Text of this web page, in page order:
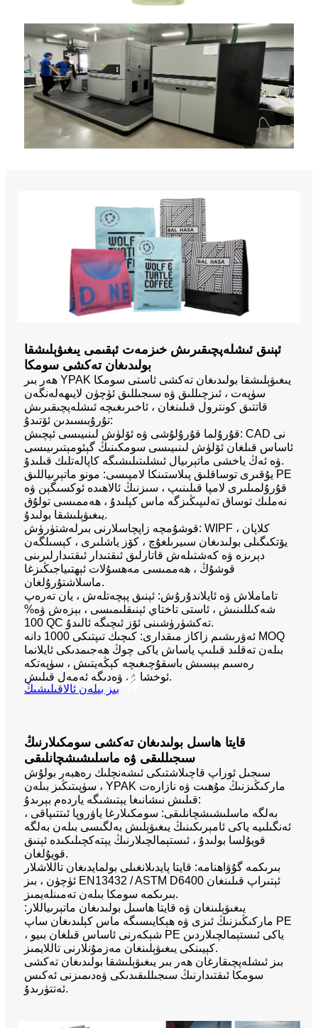
ئېنىق ئىشلەپچىقىرىش خىزمەت ئېقىمى يىغىۋېلىشقا
بولىدىغان تەكشى سومكا
ھەر بىر YPAK يىغىۋېلىشقا بولىدىغان تەكشى ئاستى سومكا
سۈپەت ، ئىزچىللىق ۋە سىجىللىق ئۈچۈن لايىھەلەنگەن
قاتتىق كونترول قىلىنغان ، ئاخىرىغىچە ئىشلەپچىقىرىش
تۇرۇبىسىدىن ئۆتىدۇ:
قۇرۇلما قۇرۇلۇشى ۋە ئۆلۈش لىنىيىسى ئېچىش: CAD نى
ئاساس قىلغان ئۆلۈش لىنىيىسى سومكىنىڭ گېئومېتىرىيىسى
ۋە ئەڭ ياخشى ماتېرىيال ئىشلىتىلىشىگە كاپالەتلىك قىلىدۇ.
يۇقىرى توساقلىق پىلاستىنكا لامپىسى: مونو ماتېرىياللىق PE
قۇرۇلمىلىرى لامپا قىلىنىپ ، سىزنىڭ ئالاھىدە ئوكسىگېن ۋە
نەملىك توساق تەلىپىڭىزگە ماس كېلىدۇ ، ھەممىسى تولۇق
يىغىۋېلىشقا بولىدۇ.
قوشۇمچە زاپچاسلارنى بىرلەشتۈرۈش: WIPF كلاپان ،
يۆتكىگىلى بولىدىغان سىيرىلغۇچ ، كۆز ياشلىرى ، كېسىلگەن
دېرىزە ۋە كەشتىلەش قاتارلىق ئىقتىدار ئىقتىدارلىرىنى
قوشۇڭ ، ھەممىسى مەھسۇلات ئېھتىياجىڭىزغا
ماسلاشتۇرۇلغان.
تاماملاش ۋە ئايلاندۇرۇش: ئېنىق پېچەتلەش ، يان تەرەپ
شەكىللىنىش ، ئاستى تاختاي ئېنىقلىمىسى ، بېزەش ۋە%
100 QC تەكشۈرۈشىنى ئۆز ئىچىگە ئالىدۇ.
ئەۋرىشىم زاكاز مىقدارى: كىچىك تىپتىكى 1000 دانە MOQ
بىلەن تەقلىد قىلىپ ياساش ياكى چوڭ ھەجىمدىكى ئايلانما
رەسىم بېسىش باسقۇچىغىچە كېڭەيتىش ، سۈپەتكە
ئوخشاش ۋەدىگە ئەمەل قىلىش.
بىز بىلەن ئالاقىلىشىڭ
قايتا ھاسىل بولىدىغان تەكشى سومكىلارنىڭ
سىجىللىقى ۋە ماسلىشىشچانلىقى
سىجىل ئوراپ قاچىلاشتىكى ئىشەنچلىك رەھبەر بولۇش
سۈپىتىڭىز بىلەن ، YPAK ماركىڭىزنىڭ مۇھىت ۋە نازارەت
قىلىش نىشانىغا يېتىشىگە ياردەم بېرىدۇ:
بەلگە ماسلىشىشچانلىقى: سومكىلارغا ياۋروپا ئىتتىپاقى ،
ئەنگىلىيە ياكى ئامېرىكىنىڭ يىغىۋېلىش بەلگىسى بىلەن بەلگە
قويۇلسا بولىدۇ ، ئىستېمالچىلارنىڭ يېتەكچىلىكىدە ئېنىق
قويۇلغان.
بىرىكمە گۇۋاھنامە: قايتا پايدىلانغىلى بولمايدىغان تاللاشلار
ئۈچۈن ، بىز EN13432 / ASTM D6400 ئېتىراپ قىلىنغان
بىرىكمە سومكا بىلەن تەمىنلەيمىز.
يىغىۋېلىنغان ۋە قايتا ھاسىل بولىدىغان ماتېرىياللار:
ماركىڭىزنىڭ ئىزى ۋە ھېكايىسىگە ماس كېلىدىغان ساپ PE
، شېكەرنى ئاساس قىلغان بىيو PE ياكى ئىستېمالچىلاردىن
كېيىنكى يىغىۋېلىنغان مەزمۇنلارنى تاللايمىز.
بىز ئىشلەپچىقارغان ھەر بىر يىغىۋېلىشقا بولىدىغان تەكشى
سومكا ئىقتىدارنىڭ سىجىللىقىدىكى ۋەدىمىزنى ئەكىس
ئەتتۈرىدۇ.